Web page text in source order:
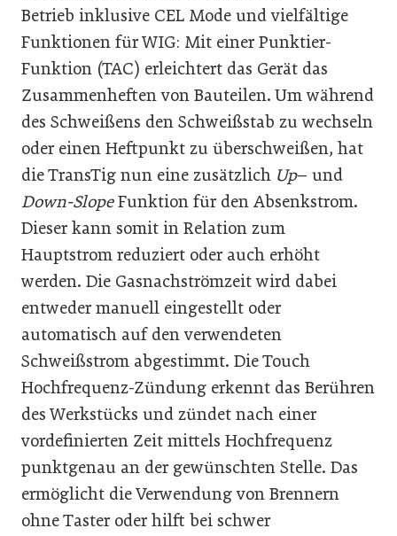
Betrieb inklusive CEL Mode und vielfältige
Funktionen für WIG: Mit einer Punktier-
Funktion (TAC) erleichtert das Gerät das
Zusammenheften von Bauteilen. Um während
des Schweißens den Schweißstab zu wechseln
oder einen Heftpunkt zu überschweißen, hat
die TransTig nun eine zusätzlich Up– und
Down-SlopeFunktion für den Absenkstrom.
Dieser kann somit in Relation zum
Hauptstrom reduziert oder auch erhöht
werden. Die Gasnachströmzeit wird dabei
entweder manuell eingestellt oder
automatisch auf den verwendeten
Schweißstrom abgestimmt. Die Touch
Hochfrequenz-Zündung erkennt das Berühren
des Werkstücks und zündet nach einer
vordefinierten Zeit mittels Hochfrequenz
punktgenau an der gewünschten Stelle. Das
ermöglicht die Verwendung von Brennern
ohne Taster oder hilft bei schwer